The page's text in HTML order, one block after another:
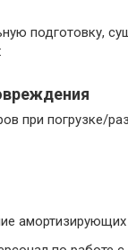
подготовку,
при погрузке/
амортизирующих